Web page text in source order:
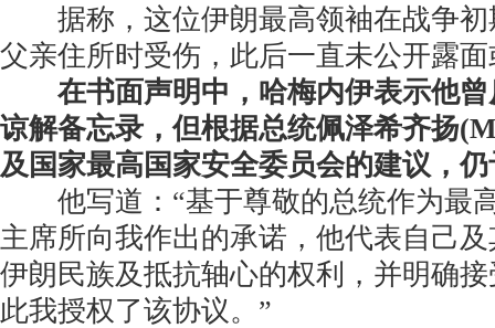
据称，这位伊朗最高领袖在战争初
父亲住所时受伤，此后一直未公开露
在书面声明中，哈梅内伊表示他
谅解备忘录，但根据总统佩泽希齐扬
及国家最高国家安全委员会的建议，
他写道：“基于尊敬的总统作为最
主席所向我作出的承诺，他代表自己
伊朗民族及抵抗轴心的权利，并明确
此我授权了该协议。”